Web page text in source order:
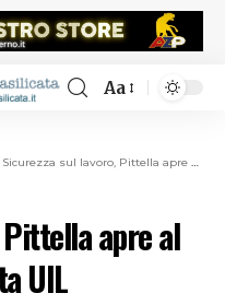
Aa
Sicurezza sul lavoro, Pittella apre al confronto su proposta UIL
apre al
UIL